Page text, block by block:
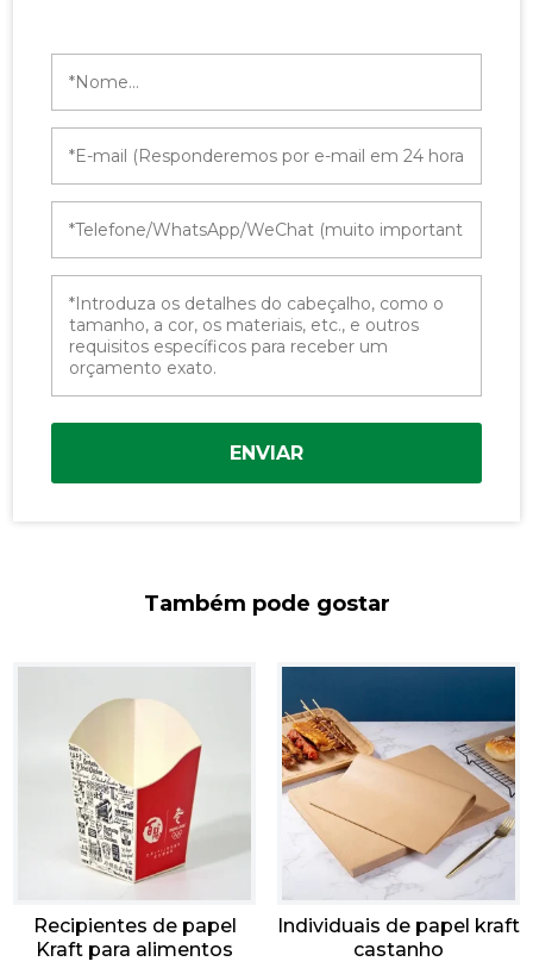
ENVIAR
Também pode gostar
Recipientes de papel
Kraft para alimentos
Individuais de papel kraft
castanho